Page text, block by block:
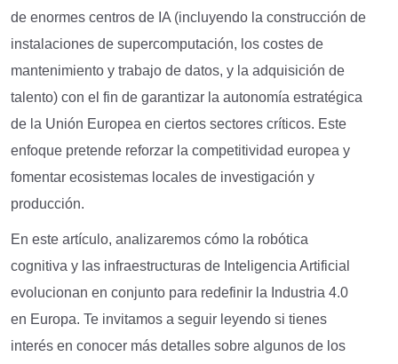
de enormes centros de IA (incluyendo la construcción de
instalaciones de supercomputación, los costes de
mantenimiento y trabajo de datos, y la adquisición de
talento) con el fin de garantizar la autonomía estratégica
de la Unión Europea en ciertos sectores críticos. Este
enfoque pretende reforzar la competitividad europea y
fomentar ecosistemas locales de investigación y
producción.
En este artículo, analizaremos cómo la robótica
cognitiva y las infraestructuras de Inteligencia Artificial
evolucionan en conjunto para redefinir la Industria 4.0
en Europa. Te invitamos a seguir leyendo si tienes
interés en conocer más detalles sobre algunos de los